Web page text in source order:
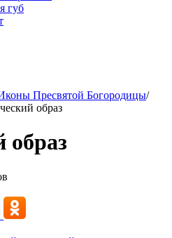
губ
Пресвятой Богородицы/
образ
образ